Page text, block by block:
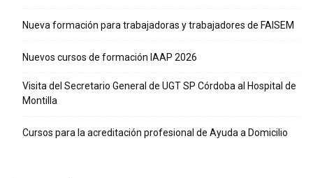
Nueva formación para trabajadoras y trabajadores de FAISEM
Nuevos cursos de formación IAAP 2026
Visita del Secretario General de UGT SP Córdoba al Hospital de
Montilla
Cursos para la acreditación profesional de Ayuda a Domicilio